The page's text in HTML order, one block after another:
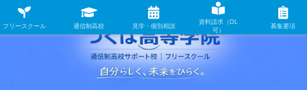
フリースクール 通信制高校 見学・個別相談
資料請求（DL
可）
募集要項